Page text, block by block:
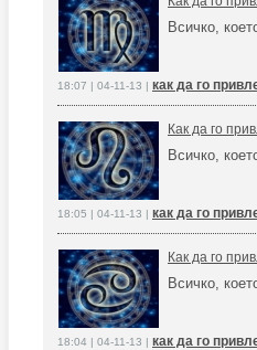
Всичко,
18:07 | 04-11-13 | как да го
Как да го
Всичко,
18:05 | 04-11-13 | как да го
Как да го
Всичко,
18:04 | 04-11-13 | как да го